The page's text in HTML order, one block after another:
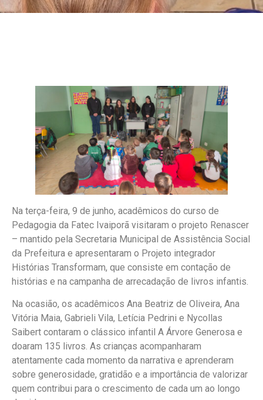
Na terça-feira, 9 de junho, acadêmicos do curso de
Pedagogia da Fatec Ivaiporã visitaram o projeto Renascer
– mantido pela Secretaria Municipal de Assistência Social
da Prefeitura e apresentaram o Projeto integrador
Histórias Transformam, que consiste em contação de
histórias e na campanha de arrecadação de livros infantis.
Na ocasião, os acadêmicos Ana Beatriz de Oliveira, Ana
Vitória Maia, Gabrieli Vila, Letícia Pedrini e Nycollas
Saibert contaram o clássico infantil A Árvore Generosa e
doaram 135 livros. As crianças acompanharam
atentamente cada momento da narrativa e aprenderam
sobre generosidade, gratidão e a importância de valorizar
quem contribui para o crescimento de cada um ao longo